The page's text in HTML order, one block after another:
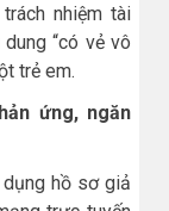
nhiệm tài
“có vẻ vô
trẻ em.
ứng, ngăn
hồ sơ giả